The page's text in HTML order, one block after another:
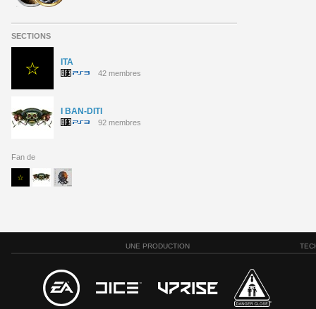
SECTIONS
ITA
42 membres
I BAN-DITI
92 membres
Fan de
UNE PRODUCTION